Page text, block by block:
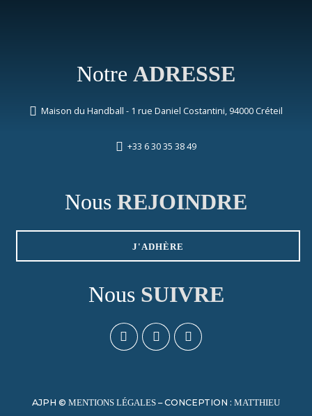
Notre ADRESSE
Maison du Handball - 1 rue Daniel Costantini, 94000 Créteil
+33 6 30 35 38 49
Nous REJOINDRE
J'ADHÈRE
Nous SUIVRE
AJPH © MENTIONS LÉGALES – CONCEPTION : MATTHIEU